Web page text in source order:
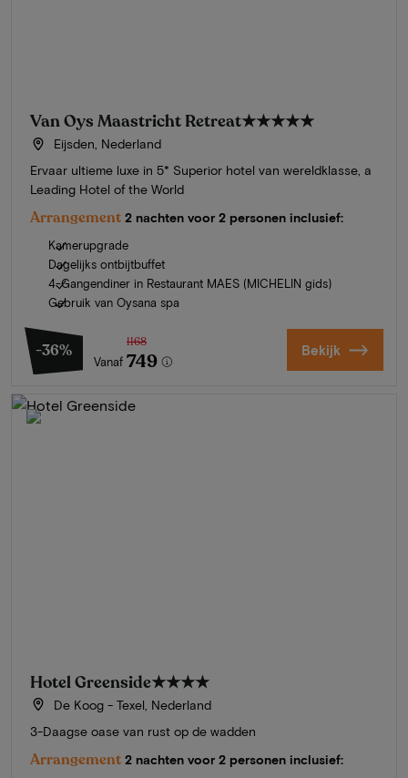
Van Oys Maastricht Retreat★★★★★
Eijsden, Nederland
Ervaar ultieme luxe in 5* Superior hotel van wereldklasse, a
Leading Hotel of the World
Arrangement 2 nachten voor 2 personen inclusief:
Kamerupgrade
Dagelijks ontbijtbuffet
4-Gangendiner in Restaurant MAES (MICHELIN gids)
Gebruik van Oysana spa
-36%
Vanaf
1168
749 Bekijk
Hotel Greenside★★★★
De Koog - Texel, Nederland
3-Daagse oase van rust op de wadden
Arrangement 2 nachten voor 2 personen inclusief: